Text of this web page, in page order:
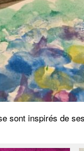
sont inspirés de